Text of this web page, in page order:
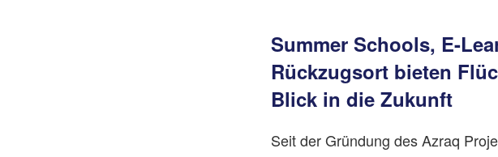
Summer Schools, E-
Rückzugsort bieten
Blick in die Zukunft
Seit der Gründung des Azraq